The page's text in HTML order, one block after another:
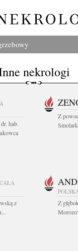
nekrologi
hab.
Z
CAŁA
z
Z